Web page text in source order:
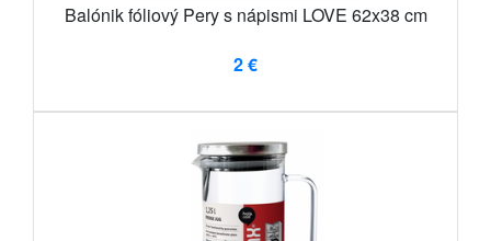
Balónik fóliový Pery s nápismi LOVE 62x38 cm
2 €